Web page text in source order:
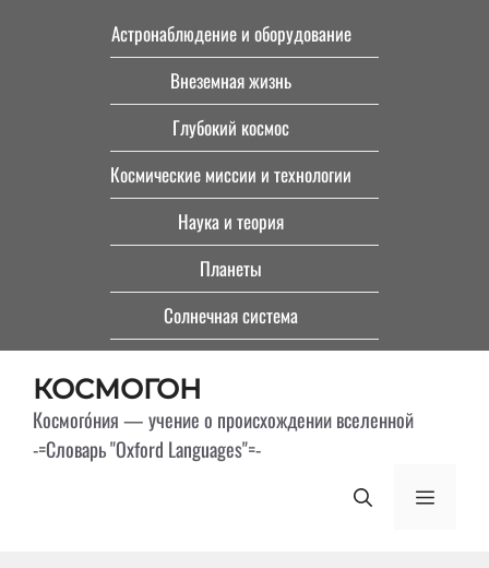
Астронаблюдение и оборудование
Внеземная жизнь
Глубокий космос
Космические миссии и технологии
Наука и теория
Планеты
Солнечная система
КОСМОГОН
Космого́ния — учение о происхождении вселенной
-=Словарь "Oxford Languages"=-
Меню